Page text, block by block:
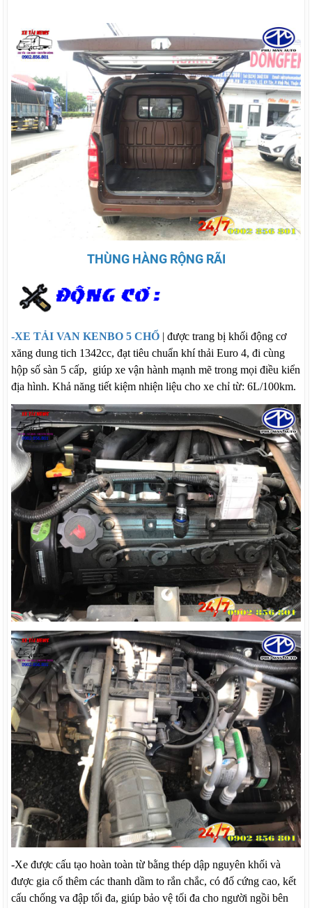
THÙNG HÀNG RỘNG RÃI
-XE TẢI VAN KENBO 5 CHỔ |được trang bị khối động cơ
xăngdung tich 1342cc, đạt tiêu chuẩn khí thải Euro 4, đi cùng
hộp số sàn 5 cấp, giúp xe vận hành mạnh mẽ trong mọi điều kiển
địa hình. Khả năng tiết kiệm nhiện liệu cho xe chỉ từ: 6L/100km.
-Xeđược cấu tạo hoàn toàn từ bằng thép dập nguyên khối và
được gia cố thêm các thanh dầm to rắn chắc, có đố cứng cao, kết
cấu chống va đập tối đa, giúp bảo vệ tối đa cho người ngồi bên